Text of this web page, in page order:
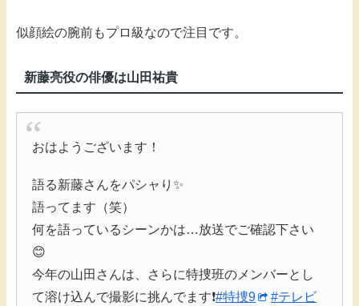
似顔絵の腕前もプロ級なので注目です。
新藤亮役の俳優は山田祐貴
おはようございます！
語る新藤さんをパシャり✨
語ってます（笑）
何を語っているシーンかは…放送でご確認下さい
😊
今年の山田さんは、さらに特捜班のメンバーとし
て溶け込んで撮影に挑んでます❗️#特捜9
#テレビ